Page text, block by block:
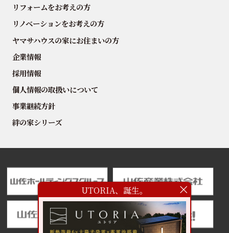
リフォームをお考えの方
リノベーションをお考えの方
ヤマサハウスの家にお住まいの方
企業情報
採用情報
個人情報の取扱いについて
事業継続方針
絆の家シリーズ
UTORIA、誕生。